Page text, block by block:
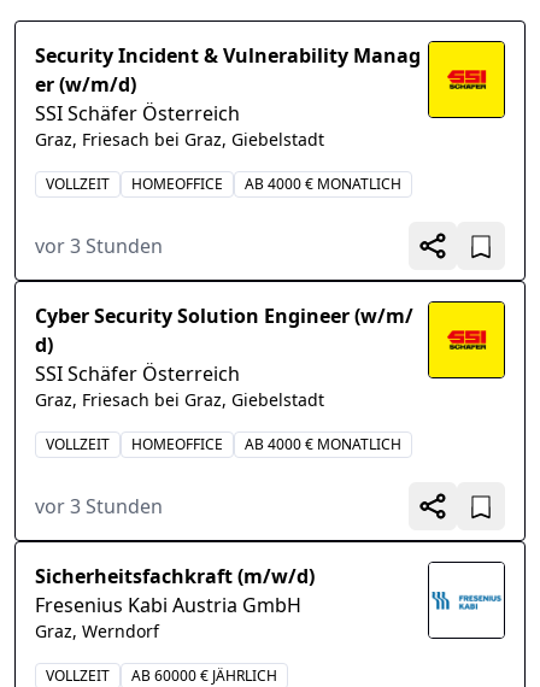
Security Incident & Vulnerability Manag
er (w/m/d)
SSI Schäfer Österreich
Graz, Friesach bei Graz, Giebelstadt
VOLLZEIT HOMEOFFICE AB 4000 € MONATLICH
vor 3 Stunden
Cyber Security Solution Engineer (w/m/
d)
SSI Schäfer Österreich
Graz, Friesach bei Graz, Giebelstadt
VOLLZEIT HOMEOFFICE AB 4000 € MONATLICH
vor 3 Stunden
Sicherheitsfachkraft (m/w/d)
Fresenius Kabi Austria GmbH
Graz, Werndorf
VOLLZEIT AB 60000 € JÄHRLICH